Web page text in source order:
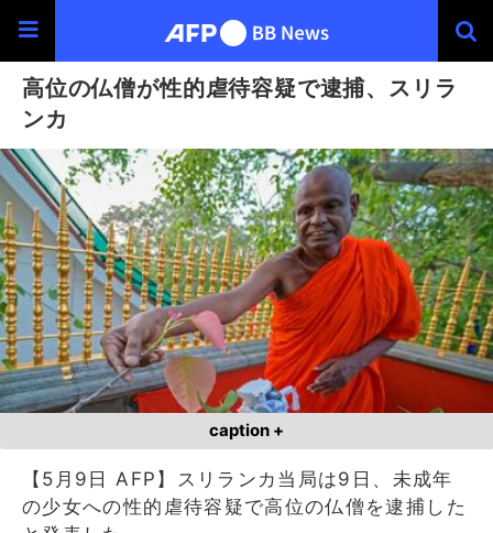
高位の仏僧が性的虐待容疑で逮捕、スリラ
ンカ
caption +
【5月9日 AFP】スリランカ当局は9日、未成年
の少女への性的虐待容疑で高位の仏僧を逮捕した